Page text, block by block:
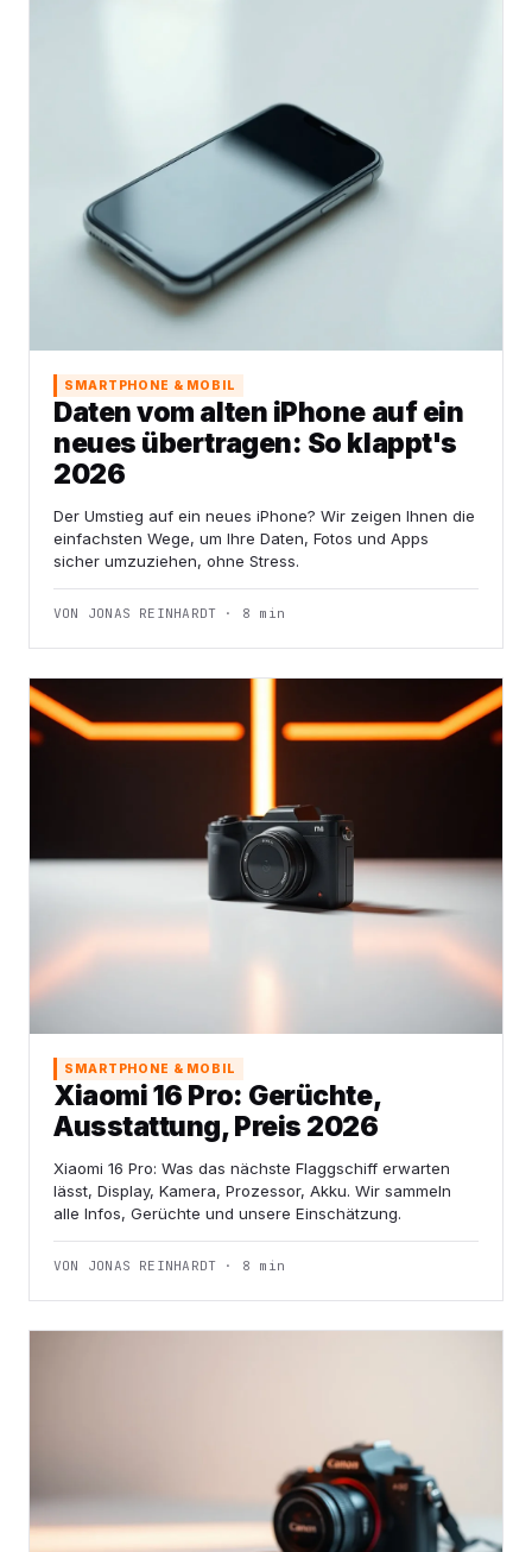
SMARTPHONE & MOBIL
Daten vom alten iPhone auf ein
neues übertragen: So klappt's
2026
Der Umstieg auf ein neues iPhone? Wir zeigen Ihnen die
einfachsten Wege, um Ihre Daten, Fotos und Apps
sicher umzuziehen, ohne Stress.
VON JONAS REINHARDT · 8 min
SMARTPHONE & MOBIL
Xiaomi 16 Pro: Gerüchte,
Ausstattung, Preis 2026
Xiaomi 16 Pro: Was das nächste Flaggschiff erwarten
lässt, Display, Kamera, Prozessor, Akku. Wir sammeln
alle Infos, Gerüchte und unsere Einschätzung.
VON JONAS REINHARDT · 8 min